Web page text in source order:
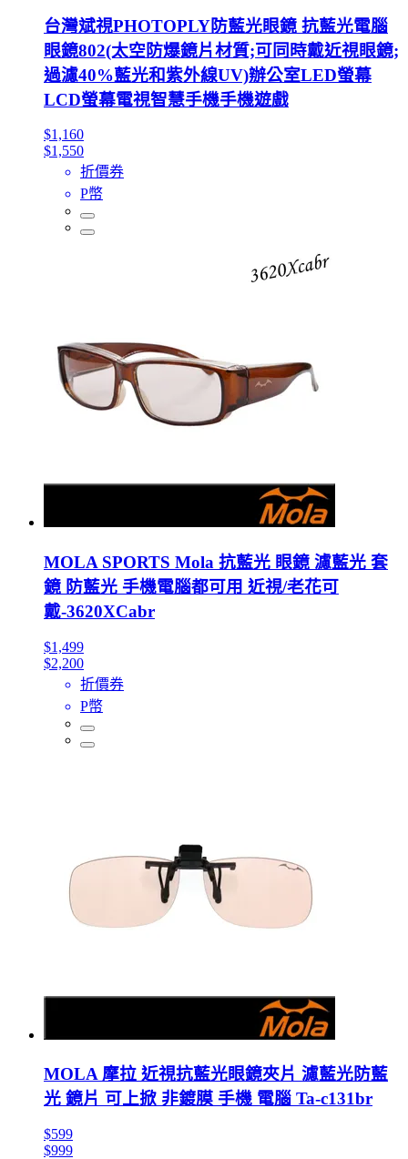
台灣斌視PHOTOPLY防藍光眼鏡 抗藍光電腦
眼鏡802(太空防爆鏡片材質;可同時戴近視眼鏡;
過濾40%藍光和紫外線UV)辦公室LED螢幕
LCD螢幕電視智慧手機手機遊戲
$1,160
$1,550
折價券
P幣
MOLA SPORTS Mola 抗藍光 眼鏡 濾藍光 套
鏡 防藍光 手機電腦都可用 近視/老花可
戴-3620XCabr
$1,499
$2,200
折價券
P幣
MOLA 摩拉 近視抗藍光眼鏡夾片 濾藍光防藍
光 鏡片 可上掀 非鍍膜 手機 電腦 Ta-c131br
$599
$999